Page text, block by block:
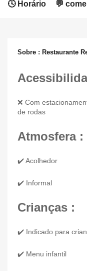
🕓 Horário 💬
Sobre : Restaurante
❌ Com
de rodas
Atmosfera :
✔️ Acolhedor
✔️ Informal
Crianças :
✔️ Indicado para
✔️ Menu infantil